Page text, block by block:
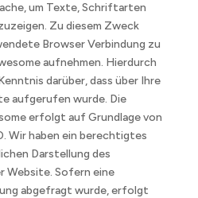
um Texte, Schriftarten
Zu diesem Zweck
Browser Verbindung zu
aufnehmen. Hierdurch
darüber, dass über Ihre
aufgerufen wurde. Die
erfolgt auf Grundlage von
Wir haben ein berechtigtes
Darstellung des
Website. Sofern eine
abgefragt wurde, erfolgt